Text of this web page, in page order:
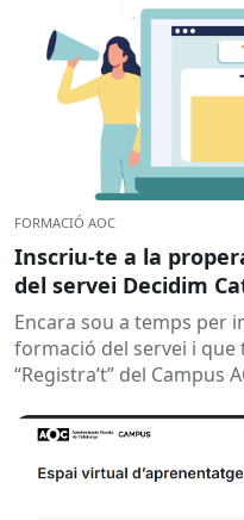
FORMACIÓ AOC
Inscriu-te a la
del servei Decidim
Encara sou a temps per
formació del servei i que
“Registra’t” del Campus